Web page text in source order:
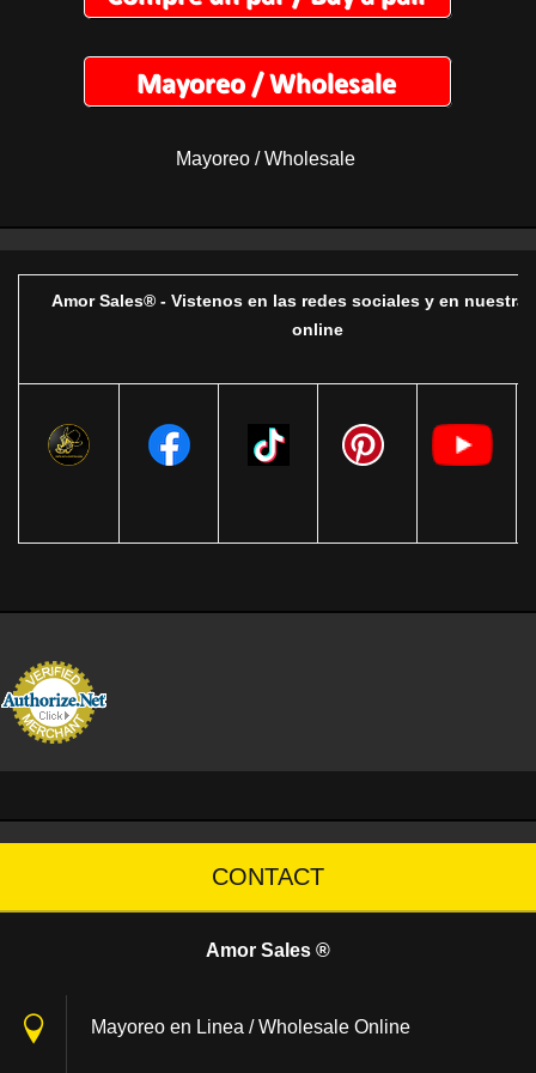
Mayoreo / Wholesale
Amor Sales® - Vistenos en las redes sociales y en nuestra
online
CONTACT
Amor Sales ®
Mayoreo en Linea / Wholesale Online